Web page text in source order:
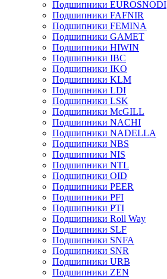
Подшипники EUROSNODI
Подшипники FAFNIR
Подшипники FEMINA
Подшипники GAMET
Подшипники HIWIN
Подшипники IBC
Подшипники IKO
Подшипники KLM
Подшипники LDI
Подшипники LSK
Подшипники McGILL
Подшипники NACHI
Подшипники NADELLA
Подшипники NBS
Подшипники NIS
Подшипники NTL
Подшипники OID
Подшипники PEER
Подшипники PFI
Подшипники PTI
Подшипники Roll Way
Подшипники SLF
Подшипники SNFA
Подшипники SNR
Подшипники URB
Подшипники ZEN